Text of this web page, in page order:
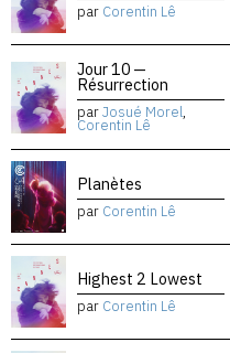
par Corentin Lê
Jour 10 —
Résurrection
parJosué Morel,
Corentin Lê
Planètes
par Corentin Lê
Highest 2 Lowest
par Corentin Lê